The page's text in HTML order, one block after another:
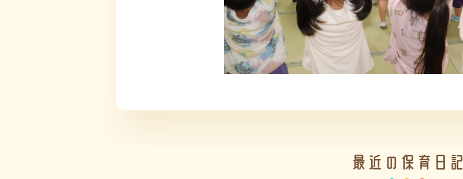
最近の保育日記